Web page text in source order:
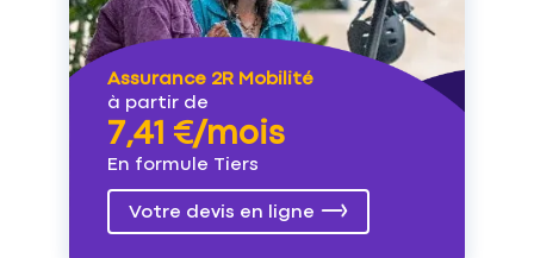
Assurance 2R Mobilité
à partir de
7,41 €/mois
En formule Tiers
Votre devis en ligne